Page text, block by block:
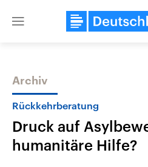
Close
Themen
Archiv
Rückkehrberatung
Druck auf
humanitäre Hilfe?